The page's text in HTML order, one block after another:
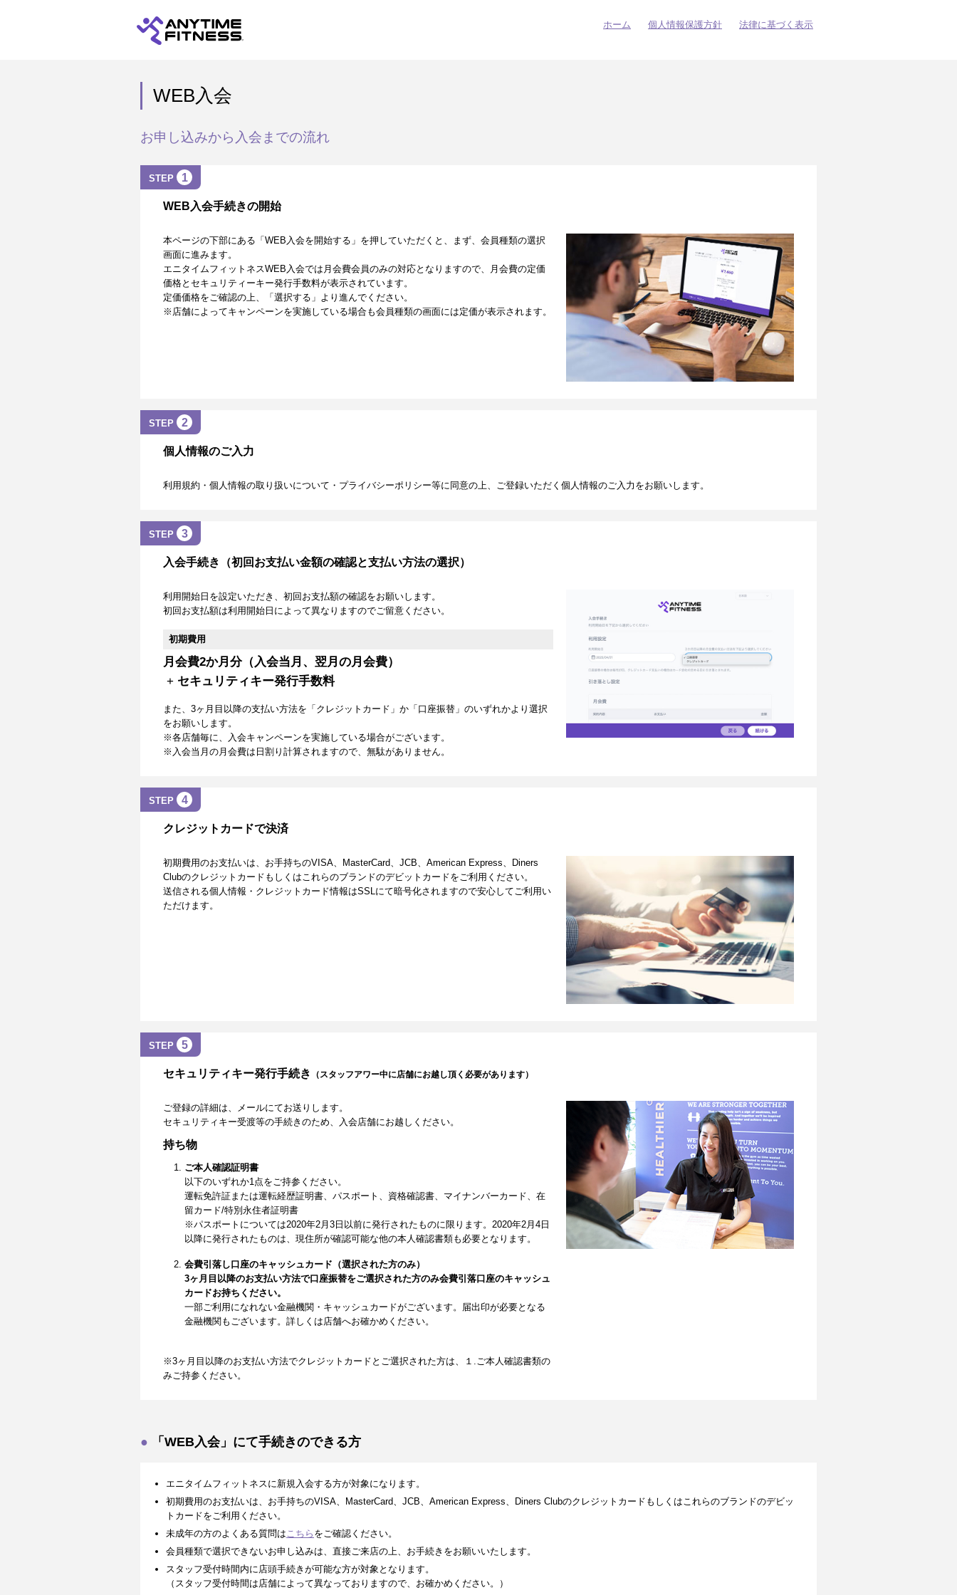
ホーム 個人情報保護方針 法律に基づく表示
WEB入会
お申し込みから入会までの流れ
STEP 1
WEB入会手続きの開始
本ページの下部にある「WEB入会を開始する」を押していただくと、まず、会員種類の選択
画面に進みます。
エニタイムフィットネスWEB入会では月会費会員のみの対応となりますので、月会費の定価
価格とセキュリティーキー発行手数料が表示されています。
定価価格をご確認の上、「選択する」より進んでください。
※店舗によってキャンペーンを実施している場合も会員種類の画面には定価が表示されます。
STEP 2
個人情報のご入力
利用規約・個人情報の取り扱いについて・プライバシーポリシー等に同意の上、ご登録いただく個人情報のご入力をお願いします。
STEP 3
入会手続き（初回お支払い金額の確認と支払い方法の選択）
利用開始日を設定いただき、初回お支払額の確認をお願いします。
初回お支払額は利用開始日によって異なりますのでご留意ください。
初期費用
月会費2か月分（入会当月、翌月の月会費）
+ セキュリティキー発行手数料
また、3ヶ月目以降の支払い方法を「クレジットカード」か「口座振替」のいずれかより選択
をお願いします。
※各店舗毎に、入会キャンペーンを実施している場合がございます。
※入会当月の月会費は日割り計算されますので、無駄がありません。
STEP 4
クレジットカードで決済
初期費用のお支払いは、お手持ちのVISA、MasterCard、JCB、American Express、Diners
Clubのクレジットカードもしくはこれらのブランドのデビットカードをご利用ください。
送信される個人情報・クレジットカード情報はSSLにて暗号化されますので安心してご利用い
ただけます。
STEP 5
セキュリティキー発行手続き （スタッフアワー中に店舗にお越し頂く必要があります）
ご登録の詳細は、メールにてお送りします。
セキュリティキー受渡等の手続きのため、入会店舗にお越しください。
持ち物
ご本人確認証明書
以下のいずれか1点をご持参ください。
運転免許証または運転経歴証明書、パスポート、資格確認書、マイナンバーカード、在
留カード/特別永住者証明書
※パスポートについては2020年2月3日以前に発行されたものに限ります。2020年2月4日
以降に発行されたものは、現住所が確認可能な他の本人確認書類も必要となります。
会費引落し口座のキャッシュカード（選択された方のみ）
3ヶ月目以降のお支払い方法で口座振替をご選択された方のみ会費引落口座のキャッシュ
カードお持ちください。
一部ご利用になれない金融機関・キャッシュカードがございます。届出印が必要となる
金融機関もございます。詳しくは店舗へお確かめください。
※3ヶ月目以降のお支払い方法でクレジットカードとご選択された方は、１.ご本人確認書類の
みご持参ください。
「WEB入会」にて手続きのできる方
エニタイムフィットネスに新規入会する方が対象になります。
初期費用のお支払いは、お手持ちのVISA、MasterCard、JCB、American Express、Diners Clubのクレジットカードもしくはこれらのブランドのデビッ
トカードをご利用ください。
未成年の方のよくある質問は こちら をご確認ください。
会員種類で選択できないお申し込みは、直接ご来店の上、お手続きをお願いいたします。
スタッフ受付時間内に店頭手続きが可能な方が対象となります。
（スタッフ受付時間は店舗によって異なっておりますので、お確かめください。）